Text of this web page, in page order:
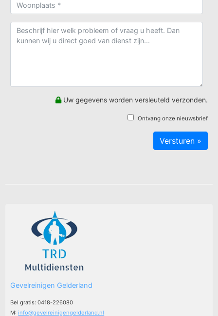
Uw gegevens worden versleuteld verzonden.
Ontvang onze nieuwsbrief
Gevelreinigen Gelderland
Bel gratis: 0418-226080
M:info@gevelreinigengelderland.nl